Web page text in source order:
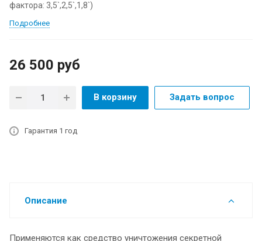
фактора: 3,5`,2,5`,1,8`)
Подробнее
26 500 руб
В корзину Задать вопрос
Гарантия 1 год
Описание
Применяются как средство уничтожения секретной